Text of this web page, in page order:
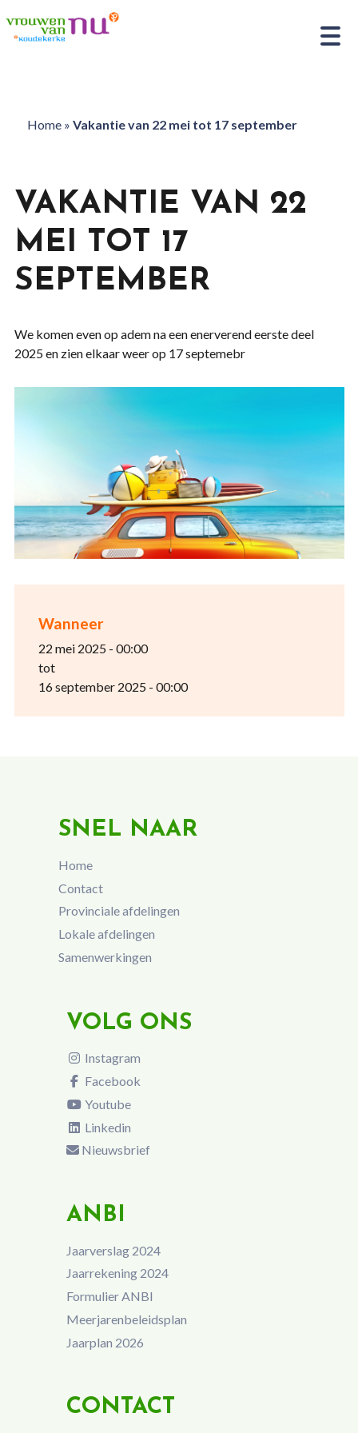
Home» Vakantie van 22 mei tot 17 september
Wanneer
22 mei 2025 - 00:00
tot
16 september 2025 - 00:00
VAKANTIE VAN 22
MEI TOT 17
SEPTEMBER
We komen even op adem na een enerverend eerste deel
2025 en zien elkaar weer op 17 septemebr
SNEL NAAR
Home
Contact
Provinciale afdelingen
Lokale afdelingen
Samenwerkingen
VOLG ONS
Instagram
Facebook
Youtube
Linkedin
Nieuwsbrief
ANBI
Jaarverslag 2024
Jaarrekening 2024
Formulier ANBI
Meerjarenbeleidsplan
Jaarplan 2026
CONTACT